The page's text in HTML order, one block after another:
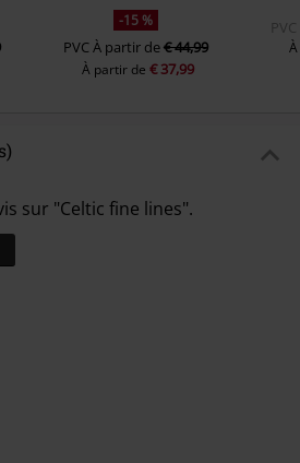
-15 %
PVCÀ partir de€ 44,99
À partir de€ 37,99
PVC
sur "Celtic fine lines".